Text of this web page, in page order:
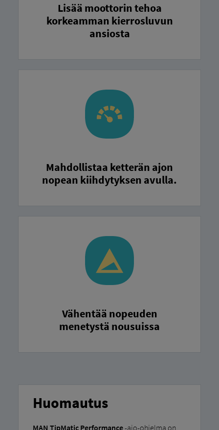
Lisää moottorin tehoa
korkeamman kierrosluvun
ansiosta
Mahdollistaa ketterän ajon
nopean kiihdytyksen avulla.
Vähentää nopeuden
menetystä nousuissa
Huomautus
MAN TipMatic Performance-ajo-ohjelma on